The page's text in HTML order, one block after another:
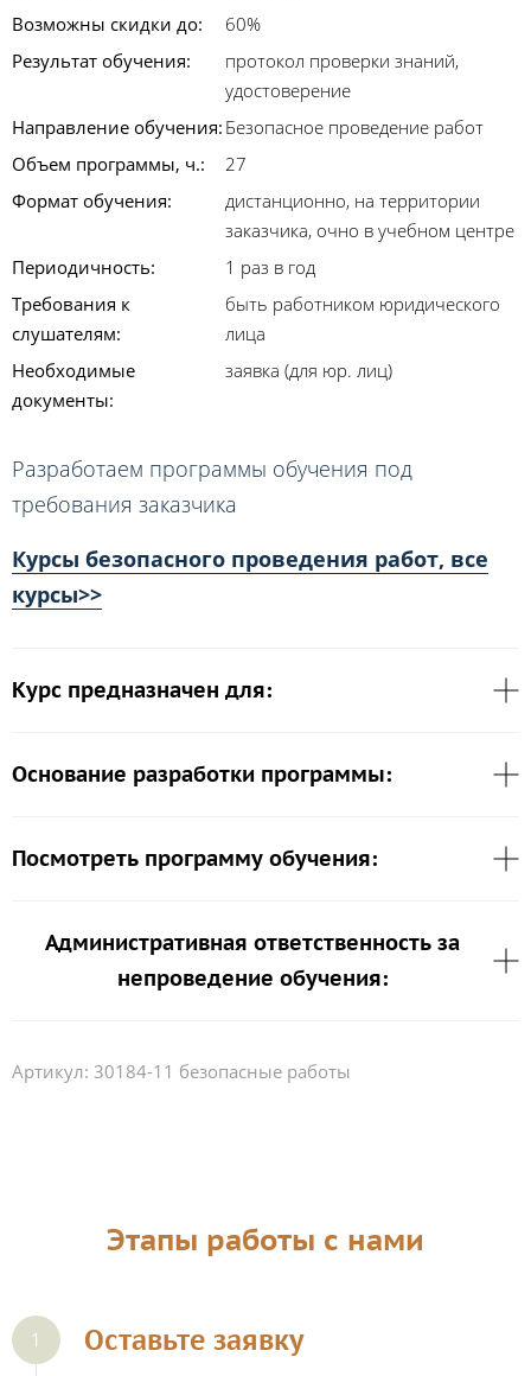
Возможны скидки до:
60%
Результат обучения:
протокол проверки знаний,
удостоверение
Направление обучения: Безопасное проведение работ
Объем программы, ч.:
27
Формат обучения:
дистанционно, на территории
заказчика, очно в учебном центре
Периодичность:
1 раз в год
Требования к
слушателям:
быть работником юридического
лица
Необходимые
документы:
заявка (для юр. лиц)
Разработаем программы обучения под
требования заказчика
Курсы безопасного проведения работ, все
курсы>>
Курс предназначен для:
Основание разработки программы:
Посмотреть программу обучения:
Административная ответственность за
непроведение обучения:
Артикул: 30184-11 безопасные работы
Этапы работы с нами
Оставьте заявку